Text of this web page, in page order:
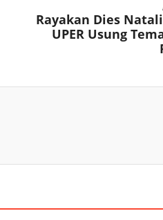
Rayakan Dies
UPER Usung